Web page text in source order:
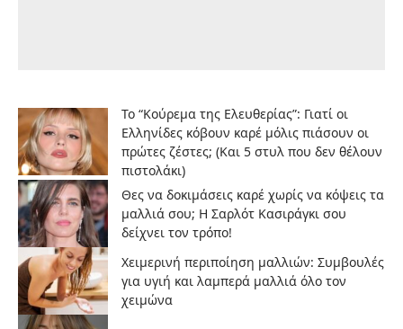
Το “Κούρεμα της Ελευθερίας”: Γιατί οι
Ελληνίδες κόβουν καρέ μόλις πιάσουν οι
πρώτες ζέστες; (Και 5 στυλ που δεν θέλουν
πιστολάκι)
Θες να δοκιμάσεις καρέ χωρίς να κόψεις τα
μαλλιά σου; Η Σαρλότ Κασιράγκι σου
δείχνει τον τρόπο!
Χειμερινή περιποίηση μαλλιών: Συμβουλές
για υγιή και λαμπερά μαλλιά όλο τον
χειμώνα